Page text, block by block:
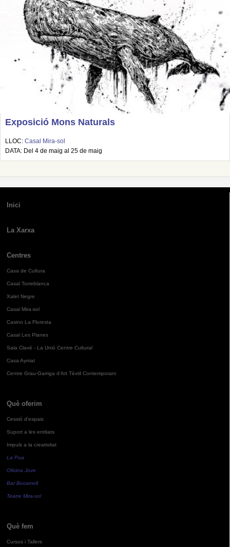
Exposició Mons Naturals
LLOC: Casal Mira-sol
DATA: Del 4 de maig al 25 de maig
Inici
La Xarxa
Centres
Casa de Cultura
Casal Torreblanca
Xalet Negre
Casal Mira-sol
Casino La Floresta
Casal Les Planes
Sala Clavé - La Unió Centre Cultural
Casa Aymat
Centre Grau-Garriga d'Art Tèxtil Contemporani
Què oferim
Cessió d'espais
Suport a les entitats
Impuls a la creativitat
La Pua
Oficina Jove
Bar Bocamoll
Teatre Mira-sol
Què fem
Cursos i Tallers